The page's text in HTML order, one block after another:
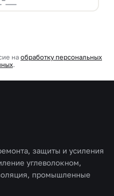
наобработку персональных
.
защиты и усиления
углеволокном,
промышленные